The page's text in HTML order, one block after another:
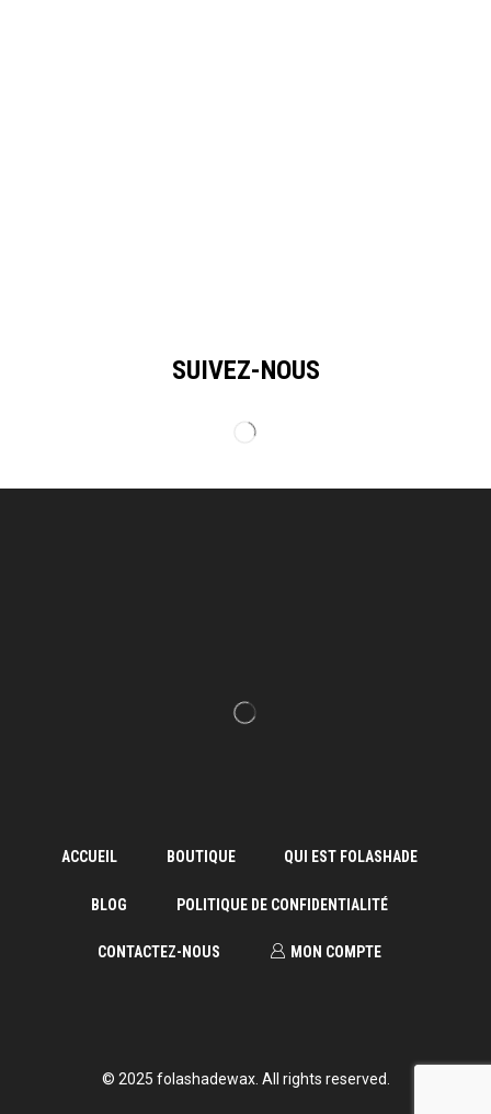
SUIVEZ-NOUS
ACCUEIL BOUTIQUE QUI EST FOLASHADE
BLOG POLITIQUE DE CONFIDENTIALITÉ
CONTACTEZ-NOUS MON COMPTE
© 2025 folashadewax. All rights reserved.